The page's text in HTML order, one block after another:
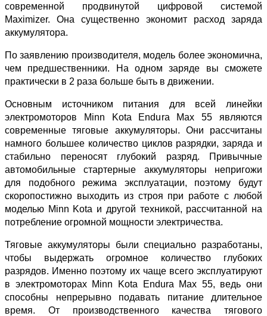
современной продвинутой цифровой системой
Maximizer. Она существенно экономит расход заряда
аккумулятора.
По заявлению производителя, модель более экономична,
чем предшественники. На одном заряде вы сможете
практически в 2 раза больше быть в движении.
Основным источником питания для всей линейки
электромоторов Minn Kota Endura Max 55 являются
современные тяговые аккумуляторы. Они рассчитаны
намного большее количество циклов разрядки, заряда и
стабильно переносят глубокий разряд. Привычные
автомобильные стартерные аккумуляторы непригожи
для подобного режима эксплуатации, поэтому будут
скоропостижно выходить из строя при работе с любой
моделью Minn Kota и другой техникой, рассчитанной на
потребление огромной мощности электричества.
Тяговые аккумуляторы были специально разработаны,
чтобы выдержать огромное количество глубоких
разрядов. Именно поэтому их чаще всего эксплуатируют
в электромоторах Minn Kota Endura Max 55, ведь они
способны непрерывно подавать питание длительное
время. От производственного качества тягового